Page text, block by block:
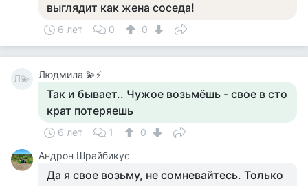
выглядит как жена соседа!
6 лет 0 0
Л💫 Людмила 💫⚡
Так и бывает.. Чужое возьмёшь - свое в сто
крат потеряешь
6 лет 1
0
Андрон Шрайбикус
Да я свое возьму, не сомневайтесь. Только